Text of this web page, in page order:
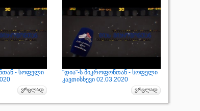
- სოფელი
"დია"-ს მიკროფონთან - სოფელი
კავთისხევი 02.03.2020